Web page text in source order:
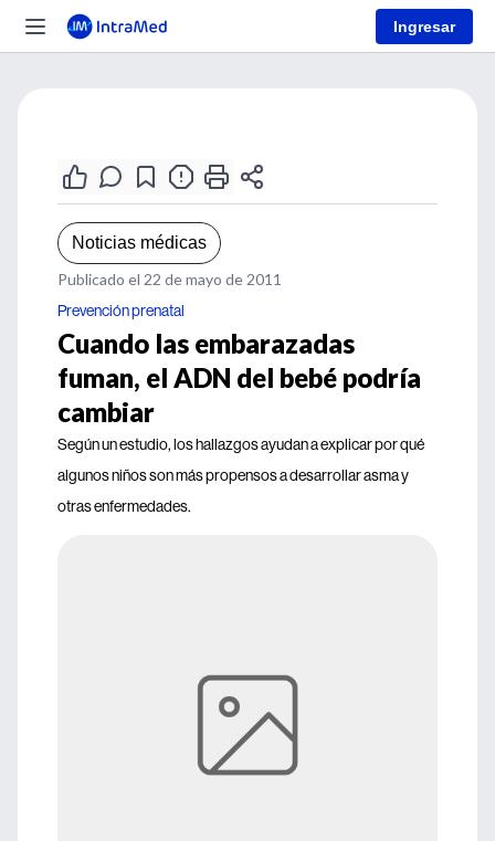
Ingresar
Noticias médicas
Publicado el 22 de mayo de 2011
Prevención prenatal
Cuando las embarazadas
fuman, el ADN del bebé podría
cambiar
Según un estudio, los hallazgos ayudan a explicar por qué
algunos niños son más propensos a desarrollar asma y
otras enfermedades.